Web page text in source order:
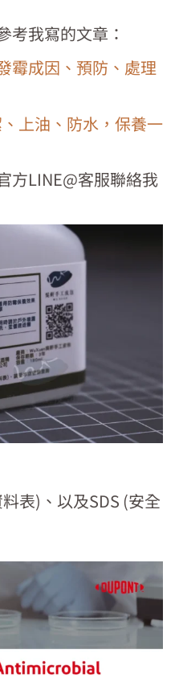
考我寫的文章：
霉成因、預防、處理
上油、防水，保養一
方LINE@客服聯絡我
表)、以及SDS (安全